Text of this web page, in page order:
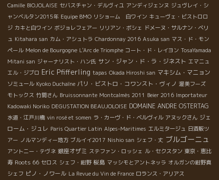
Camille BIOJOLAISE セバスチャン・デルヴィユ アンディジェンヌ ジュヴレイ・シ
ャンベルタン2015年 Equipe BMO リショーム 白ワイン キューヴェ・ビストロロ
ジ カキと白ワイン ボジョレフェアー リリアン・ボシェ ドメーヌ・サルナン・ベリ
ュ Kitahara san カム・アシュトラ Chardonnay 2016 Asuka san マス・ド・モン
ペール Melon de Bourgogne L'Arc de Triomphe コート・ド・レイヨン TosaYamada
Mitani san ジャーナリスト・ハン氏 サン・ジャン・ド・ラ・ジネスト エマニュ
エル・ジブロ Eric Pfifferling tapas Okada Hiroshi san マキシム・マニョン
ソミュール Kyoko Duchaîne パリ・ビストロ・コワンスト・ヴィノ 渥美フーズ
モトックス 竹間さん Bruissonnante Montcalmès 2011 Beier 2016 Importateur
Kadowaki Noriko DEGUSTATION BEAUJOLOISE DOMAINE ANDRE OSTERTAG
水道・江戸川橋 vin rosé et somen ラ・カーヴ・ド・ベルヴィル アヌックさん ジェ
ローム・ジュレ Paris Quartier Latin Alpes-Maritimes エルミタージュ 日酒販ツ
アー ノルマンディー地方 ブルイイ2017 Nishio san シェフ・丈 ブルゴーニュ
アントニー・テヴネ 銀座オザミ ステファン・ロッシェ ル・セクスタン 東京・恵比
寿 Roots 66 セロス シェフ・紺野 桜島 マッシモとアントネッラ オルガンの紺野真
シェフ ピノ・ノワール La Revue du Vin de France ロランス・アリアス